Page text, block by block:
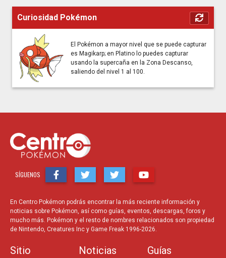
Curiosidad Pokémon
El Pokémon a mayor nivel que se puede capturar
es Magikarp; en Platino lo puedes capturar
usando la supercaña en la Zona Descanso,
saliendo del nivel 1 al 100.
SÍGUENOS
En Centro Pokémon podrás encontrar la más reciente información y
noticias sobre Pokémon, así como guías, eventos, descargas, foros y
mucho más. Pokémon y el resto de nombres relacionados son propiedad
de Nintendo, Creatures Inc y Game Freak 1996-2026.
Sitio Noticias Guías